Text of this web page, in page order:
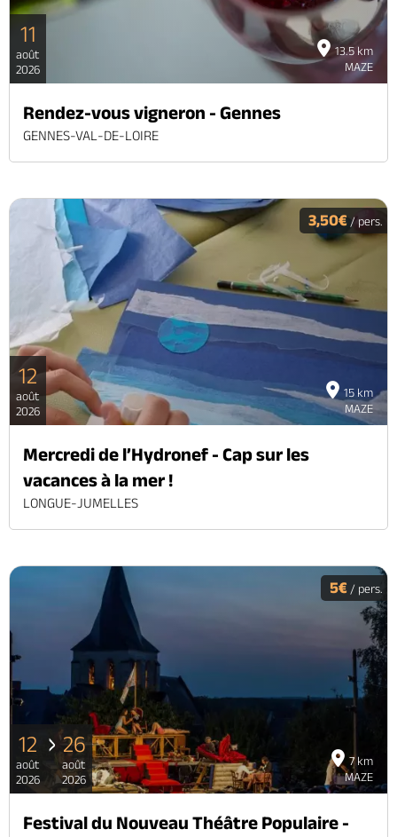
13.5 km
MAZE
11
août
2026
Rendez-vous vigneron - Gennes
GENNES-VAL-DE-LOIRE
15 km
MAZE
3,50€ / pers.
12
août
2026
Mercredi de l’Hydronef - Cap sur les
vacances à la mer !
LONGUE-JUMELLES
7 km
MAZE
5€ / pers.
12
août
2026
26
août
2026
Festival du Nouveau Théâtre Populaire -